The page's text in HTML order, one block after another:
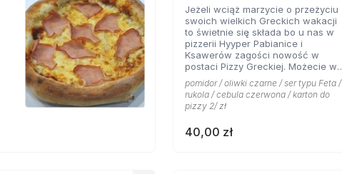
Jeżeli wciąż marzycie o przeżyciu
swoich wielkich Greckich wakacji
to świetnie się składa bo u nas w
pizzerii Hyyper Pabianice i
Ksawerów zagości nowość w
postaci Pizzy Greckiej. Możecie w
niej liczyć na dodatek iście
greckich składników,
przywołujących na myśl
piaszczyste plaże i ciepły klimat -
smak doskonale współgra z
pomidor / oliwki czarne / ser typu Feta /
rukola / cebula czerwona / karton do
pizzy 2/ zł
40,00 zł